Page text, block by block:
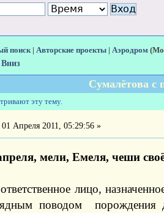
поиск| Авторские проекты Аэродром
Вниз
Сумалётова с
эту тему.
01 Апреля 2011, 05:29:56 »
мели, Емеля, чеши
лицо,
поводом порождения